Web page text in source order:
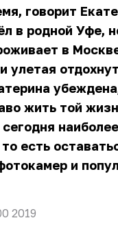
говорит
в родной Уфе,
в
улетая
жить той
наиболее
есть
и
2019